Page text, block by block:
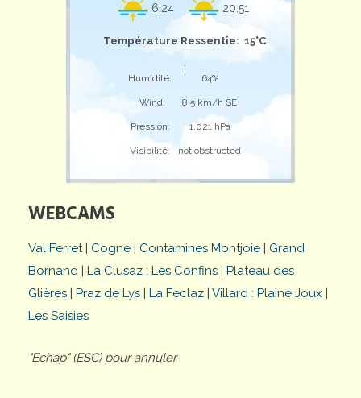
6:24 20:51
Température Ressentie: 15°C
;
Humidité:
64%
Wind: 8,5 km/h SE
Pression: 1.021 hPa
Visibilité: not obstructed
WEBCAMS
Val Ferret| Cogne | Contamines Montjoie | Grand
Bornand | La Clusaz : Les Confins | Plateau des
Glières | Praz de Lys | La Feclaz | Villard : Plaine Joux |
Les Saisies
"Echap" (ESC) pour annuler